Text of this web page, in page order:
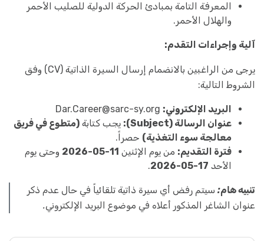
المعرفة التامة بمبادئ الحركة الدولية للصليب الأحمر
والهلال الأحمر.
آلية وإجراءات التقدم:
يرجى من الراغبين بالانضمام إرسال السيرة الذاتية (CV) وفق
الشروط التالية:
البريد الإلكتروني: Dar.Career@sarc-sy.org
عنوان الرسالة (Subject):
يجب كتابة (متطوع في فريق
معالجة سوء التغذية) حصراً.
فترة التقديم: من يوم الإثنين 11-05-2026
وحتى يوم
الأحد 17-05-2026
.
تنبيه هام: سيتم رفض أي سيرة ذاتية تلقائياً في حال عدم ذكر
عنوان الشاغر المذكور أعلاه في موضوع البريد الإلكتروني.